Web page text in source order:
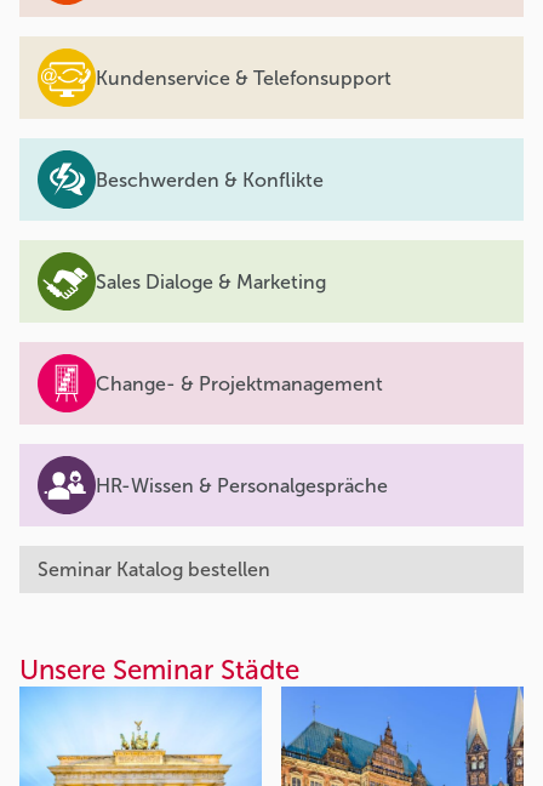
Kundenservice & Telefonsupport
Beschwerden & Konflikte
Sales Dialoge & Marketing
Change- & Projektmanagement
HR-Wissen & Personalgespräche
Seminar Katalog bestellen
Unsere Seminar Städte